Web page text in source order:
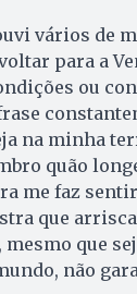
vários de
para a
ou
na minha
quão
me faz
que
que
não